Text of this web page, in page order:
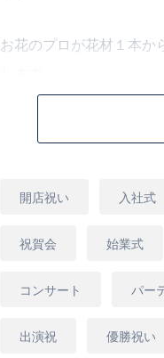
お花のプロが花材１本か
※ご希望がございました
開店祝い 入社式
祝賀会 始業式
コンサート パー
出演祝 優勝祝い